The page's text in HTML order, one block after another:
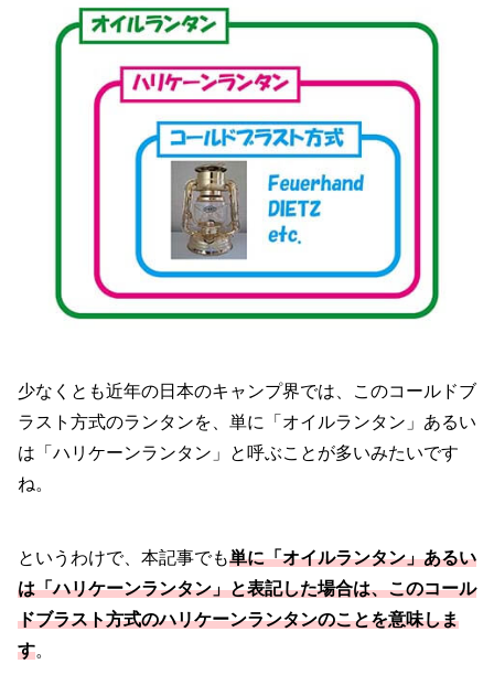
少なくとも近年の日本のキャンプ界では、このコールドブ
ラスト方式のランタンを、単に「オイルランタン」あるい
は「ハリケーンランタン」と呼ぶことが多いみたいです
ね。
というわけで、本記事でも単に「オイルランタン」あるい
は「ハリケーンランタン」と表記した場合は、このコール
ドブラスト方式のハリケーンランタンのことを意味しま
す。